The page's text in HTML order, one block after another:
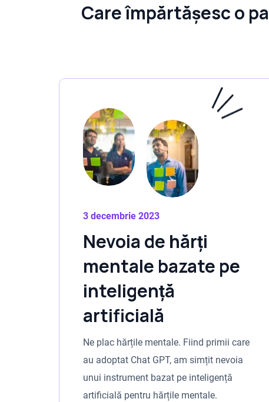
Care împărtășesc o
3 decembrie 2023
Nevoia de hărți
mentale bazate pe
inteligență
artificială
Ne plac hărțile mentale. Fiind primii care
au adoptat Chat GPT, am simțit nevoia
unui instrument bazat pe inteligență
artificială pentru hărțile mentale.